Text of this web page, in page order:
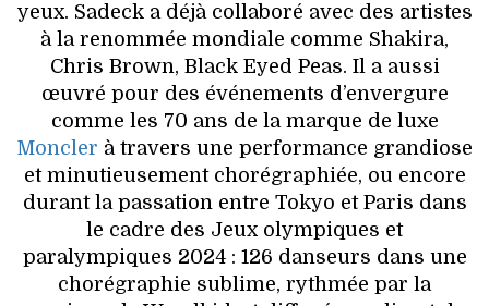
yeux. Sadeck a déjà collaboré avec des artistes
à la renommée mondiale comme Shakira,
Chris Brown, Black Eyed Peas. Il a aussi
œuvré pour des événements d’envergure
comme les 70 ans de la marque de luxe
Moncler à travers une performance grandiose
et minutieusement chorégraphiée, ou encore
durant la passation entre Tokyo et Paris dans
le cadre des Jeux olympiques et
paralympiques 2024 : 126 danseurs dans une
chorégraphie sublime, rythmée par la